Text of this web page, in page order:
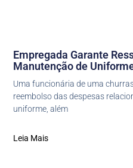
Empregada Garante
Manutenção de
Uma funcionária de uma
reembolso das despesas
uniforme, além
Leia Mais